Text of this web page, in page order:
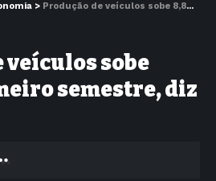
> Produção de veículos sobe 8,8% no primeiro semestre, diz Anfavea
veículos sobe
semestre, diz